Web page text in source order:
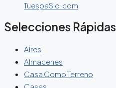
TuespaSio.com
Selecciones Rápidas
Aires
Almacenes
Casa Como Terreno